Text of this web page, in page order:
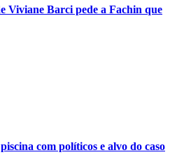
Viviane Barci pede a Fachin que
com políticos e alvo do caso